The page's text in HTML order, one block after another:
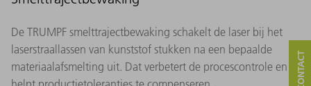
De TRUMPF smelttrajectbewaking schakelt de laser bij het
laserstraallassen van kunststof stukken na een bepaalde
materiaalafsmelting uit. Dat verbetert de procescontrole en